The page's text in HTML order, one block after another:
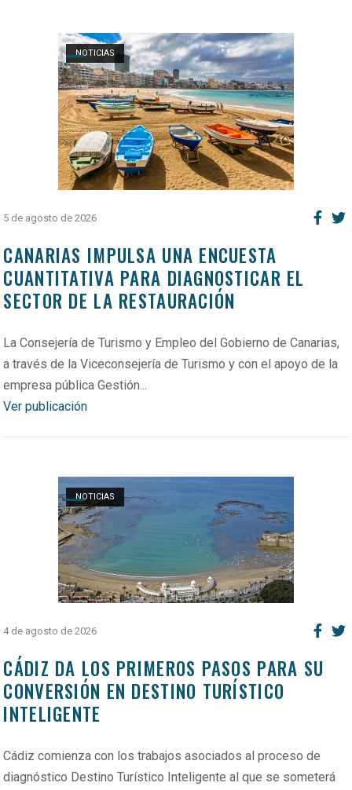
NOTICIAS
Open post
5 de agosto de 2026
CANARIAS IMPULSA UNA ENCUESTA
CUANTITATIVA PARA DIAGNOSTICAR EL
SECTOR DE LA RESTAURACIÓN
La Consejería de Turismo y Empleo del Gobierno de Canarias,
a través de la Viceconsejería de Turismo y con el apoyo de la
empresa pública Gestión...
Ver publicación
NOTICIAS
Open post
4 de agosto de 2026
CÁDIZ DA LOS PRIMEROS PASOS PARA SU
CONVERSIÓN EN DESTINO TURÍSTICO
INTELIGENTE
Cádiz comienza con los trabajos asociados al proceso de
diagnóstico Destino Turístico Inteligente al que se someterá